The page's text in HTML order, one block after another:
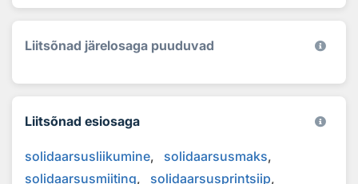
Liitsõnad järelosaga puuduvad
Liitsõnad esiosaga
solidaarsusliikumine
solidaarsusmaks
solidaarsusmiiting
solidaarsusprintsiip